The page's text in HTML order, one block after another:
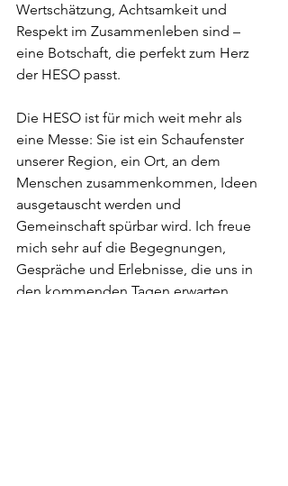
Wertschätzung, Achtsamkeit und
Respekt im Zusammenleben sind –
eine Botschaft, die perfekt zum Herz
der HESO passt.
Die HESO ist für mich weit mehr als
eine Messe: Sie ist ein Schaufenster
unserer Region, ein Ort, an dem
Menschen zusammenkommen, Ideen
ausgetauscht werden und
Gemeinschaft spürbar wird. Ich freue
mich sehr auf die Begegnungen,
Gespräche und Erlebnisse, die uns in
den kommenden Tagen erwarten.